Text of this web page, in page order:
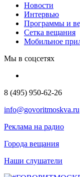
Новости
Интервью
Программы и
Сетка вещания
Мобильное
Мы в соцсетях
8 (495) 950-62-26
info@govoritmoskva.ru
Реклама на радио
Города вещания
Наши слушатели